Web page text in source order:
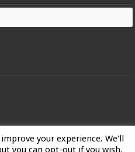
bykokkina.gr
your experience. We'll
you can opt-out if you wish.